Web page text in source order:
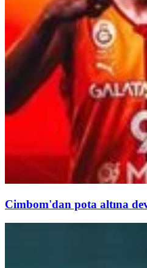
Cimbom'dan pota altına